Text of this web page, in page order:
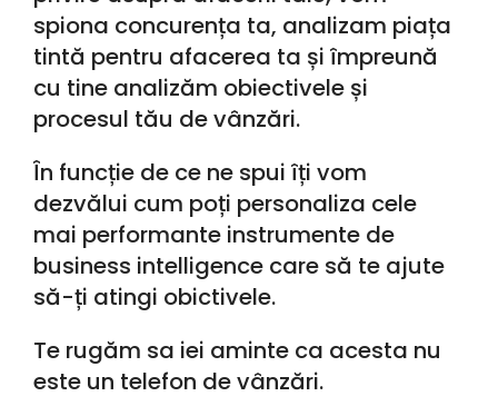
spiona concurența ta, analizam piața
tintă pentru afacerea ta și împreună
cu tine analizăm obiectivele și
procesul tău de vânzări.
În funcție de ce ne spui îți vom
dezvălui cum poți personaliza cele
mai performante instrumente de
business intelligence care să te ajute
să-ți atingi obictivele.
Te rugăm sa iei aminte ca acesta nu
este un telefon de vânzări.